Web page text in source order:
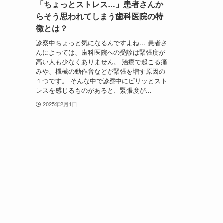
「ちょっとストレス…」患者さんか
らそう思われてしまう歯科医院の特
徴とは？
診察中ちょっと気になるんですよね… 患者さ
んによっては、歯科医院への受診は緊張度が
高い人も少なくありません。 治療で起こる痛
みや、機械の動作音などが緊張を増す原因の
１つです。 そんな中で診察中にピリッとスト
レスを感じるものがあると、緊張度が...
2025年2月1日